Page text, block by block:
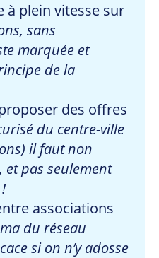
à plein vitesse sur
sans
marquée et
de la
des offres
du centre-ville
il faut non
pas seulement
associations
du réseau
si on n’y adosse